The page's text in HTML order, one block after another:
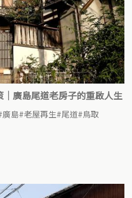
｜廣島尾道老房子的重啟人生
廣島 老屋再生 尾道 鳥取